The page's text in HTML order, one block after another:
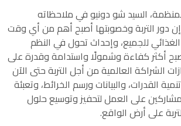
السيد شو دونيو في ملاحظاته
إن دور التربة وخصوبتها أصبح أهم من أي وقت
للجميع، وإحداث تحول في النظم
أكثر كفاءة وشمولًا واستدامة وقدرة على
الشراكة العالمية من أجل التربة حتى الآن
القدرات، والبيانات ورسم الخرائط، وتعبئة
على العمل لتحفيز وتوسيع حلول
على أرض الواقع.